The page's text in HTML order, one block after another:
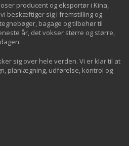
producent og eksportør i Kina,
beskæftiger sig i fremstilling og
bagage og tilbehør til
år, det vokser større og større,
sig over hele verden. Vi er klar til at
planlægning, udførelse, kontrol og